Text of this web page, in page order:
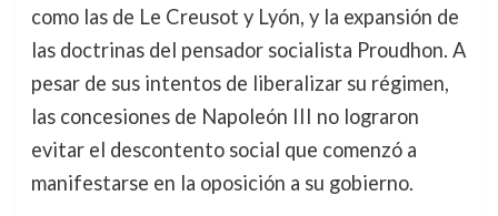
como las de Le Creusot y Lyón, y la expansión de
las doctrinas del pensador socialista Proudhon. A
pesar de sus intentos de liberalizar su régimen,
las concesiones de Napoleón III no lograron
evitar el descontento social que comenzó a
manifestarse en la oposición a su gobierno.